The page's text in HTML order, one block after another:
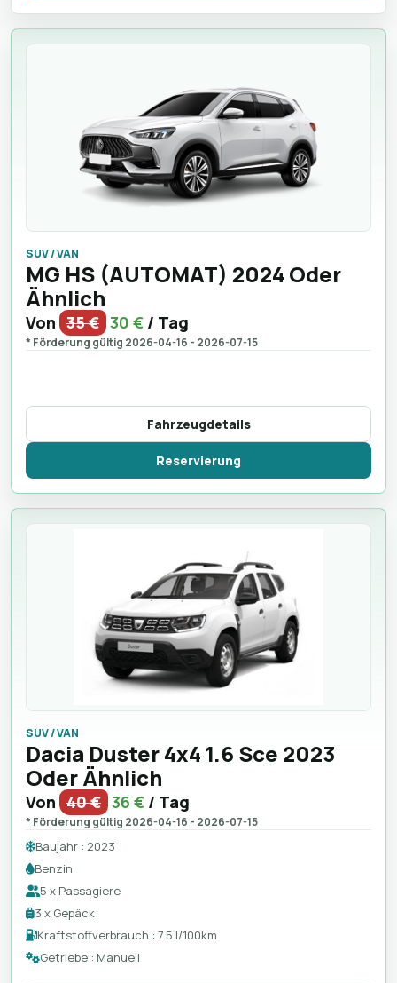
SUV / VAN
MG HS (AUTOMAT) 2024 Oder
Ähnlich
Von 35 € 30 € / Tag
* Förderung gültig 2026-04-16 - 2026-07-15
Fahrzeugdetails
Reservierung
SUV / VAN
Dacia Duster 4x4 1.6 Sce 2023
Oder Ähnlich
Von 40 € 36 € / Tag
* Förderung gültig 2026-04-16 - 2026-07-15
Baujahr : 2023
Benzin
5 x Passagiere
3 x Gepäck
Kraftstoffverbrauch : 7.5 l/100km
Getriebe : Manuell